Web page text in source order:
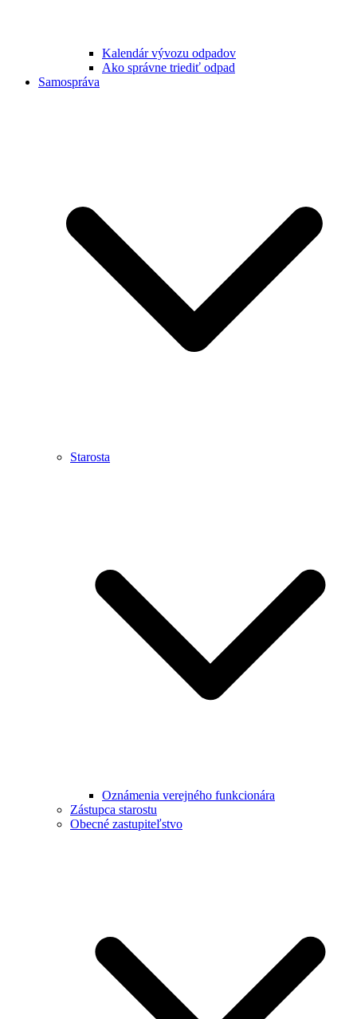
Kalendár vývozu odpadov
Ako správne triediť odpad
Samospráva
Starosta
Oznámenia verejného funkcionára
Zástupca starostu
Obecné zastupiteľstvo